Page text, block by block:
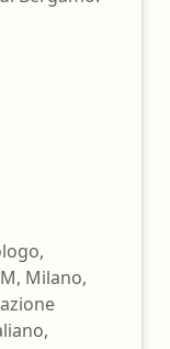
Milano,